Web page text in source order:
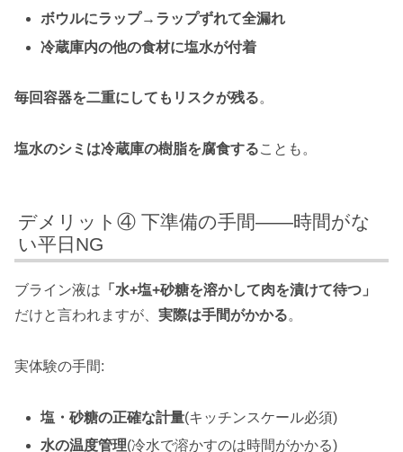
ボウルにラップ→ラップずれて全漏れ
冷蔵庫内の他の食材に塩水が付着
毎回容器を二重にしてもリスクが残る。
塩水のシミは冷蔵庫の樹脂を腐食することも。
デメリット④ 下準備の手間——時間がな
い平日NG
ブライン液は 「水+塩+砂糖を溶かして肉を漬けて待つ」
だけと言われますが、 実際は手間がかかる。
実体験の手間:
塩・砂糖の正確な計量(キッチンスケール必須)
水の温度管理(冷水で溶かすのは時間がかかる)